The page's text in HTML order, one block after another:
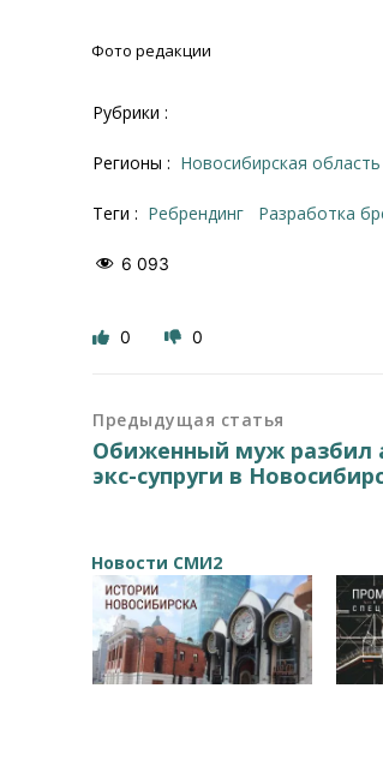
Фото редакции
Рубрики :
Регионы : Новосибирская область
Теги : ребрендинг разработка
6 093
0 0
Предыдущая статья
Обиженный муж разбил
экс-супруги в
Новости СМИ2